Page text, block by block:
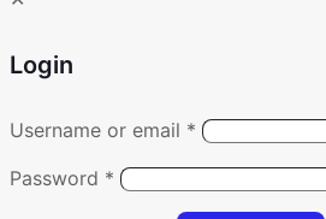
Login
Username or email *
Password *